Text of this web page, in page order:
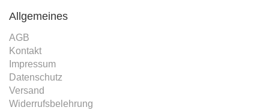
Allgemeines
AGB
Kontakt
Impressum
Datenschutz
Versand
Widerrufsbelehrung